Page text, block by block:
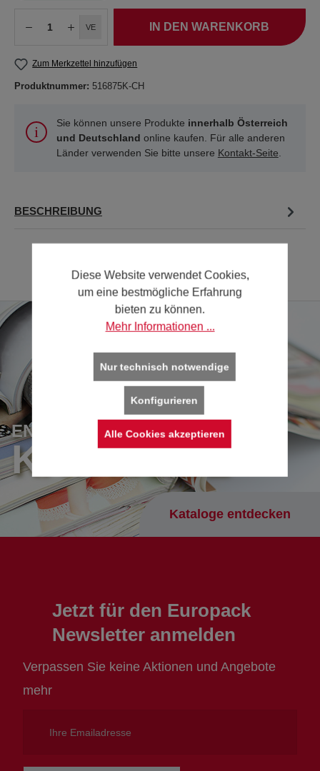
VE IN DEN WARENKORB
Zum Merkzettel hinzufügen
Produktnummer: 516875K-CH
Sie können unsere Produkte innerhalb Österreich
und Deutschland online kaufen. Für alle anderen
Länder verwenden Sie bitte unsere Kontakt-Seite.
BESCHREIBUNG
ENTDECKEN SIE UNSERE
KATALOGE
Kataloge entdecken
Jetzt für den Europack
Newsletter anmelden
Verpassen Sie keine Aktionen und Angebote
mehr
Emailadresse
Diese Website verwendet Cookies,
um eine bestmögliche Erfahrung
bieten zu können.
Mehr Informationen ...
Nur technisch notwendige
Konfigurieren
Alle Cookies akzeptieren